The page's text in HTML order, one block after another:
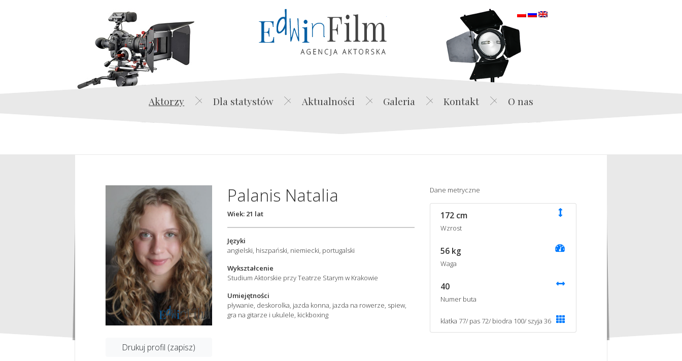
Edwin Film Agencja Aktorska
Aktorzy Dla statystów Aktualności Galeria Kontakt O nas
Drukuj profil (zapisz)
Palanis Natalia
Wiek: 21 lat
Języki
angielski, hiszpański, niemiecki, portugalski
Wykształcenie
Studium Aktorskie przy Teatrze Starym w Krakowie
Umiejętności
pływanie, deskorolka, jazda konna, jazda na rowerze, spiew,
gra na gitarze i ukulele, kickboxing
Dane metryczne
172 cm
Wzrost
56 kg
Waga
40
Numer buta
klatka 77/ pas 72/ biodra 100/ szyja 36